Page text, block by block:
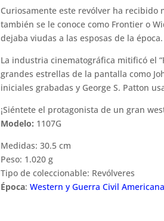
Curiosamente este revólver ha recibido
también se le conoce como Frontier o
dejaba viudas a las esposas de la época.
La industria cinematográfica mitificó el
grandes estrellas de la pantalla como
iniciales grabadas y George S. Patton
¡Siéntete el protagonista de un gran
Modelo: 1107G
Medidas: 30.5 cm
Peso: 1.020 g
Tipo de coleccionable: Revólveres
Época:Western y Guerra Civil